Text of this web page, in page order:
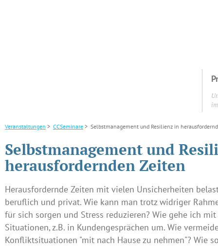
Veranstaltungen > CCSeminare > Selbstmanagement und Resilienz in
Selbstmanagement und
herausfordernden Zeiten
Herausfordernde Zeiten mit vielen Unsicherheiten
beruflich und privat. Wie kann man trotz widriger
für sich sorgen und Stress reduzieren? Wie gehe ich
Situationen, z.B. in Kundengesprächen um. Wie
Konfliktsituationen "mit nach Hause zu nehmen"? Wie